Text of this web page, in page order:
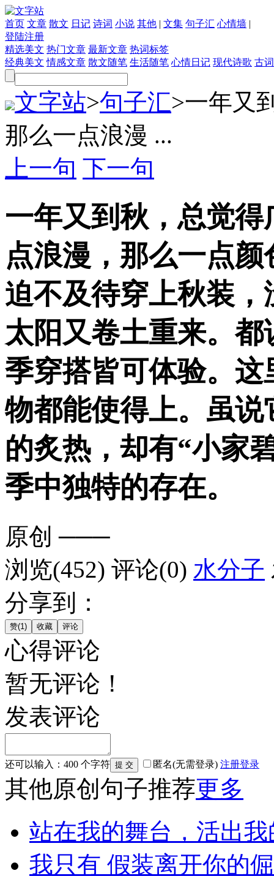
首页 文章 散文 日记 诗词 小说 其他 | 文集 句子汇 心情墙 |
登陆注册
精选美文 热门文章 最新文章 热词标签
经典美文 情感文章 散文随笔 生活随笔 心情日记 现代诗歌 古
文字站>句子汇>一年又
那么一点浪漫 ...
上一句 下一句
一年又到秋，总觉
点浪漫，那么一点
迫不及待穿上秋装
太阳又卷土重来。
季穿搭皆可体验。
物都能使得上。虽
的炙热，却有“小家
季中独特的存在。
原创 ───
浏览(452) 评论(0) 水分子
分享到：
心得评论
暂无评论！
发表评论
还可以输入： 400 个字符 匿名(无需登录) 注册登录
其他原创句子推荐更多
站在我的舞台，活出
我只有 假装离开你的